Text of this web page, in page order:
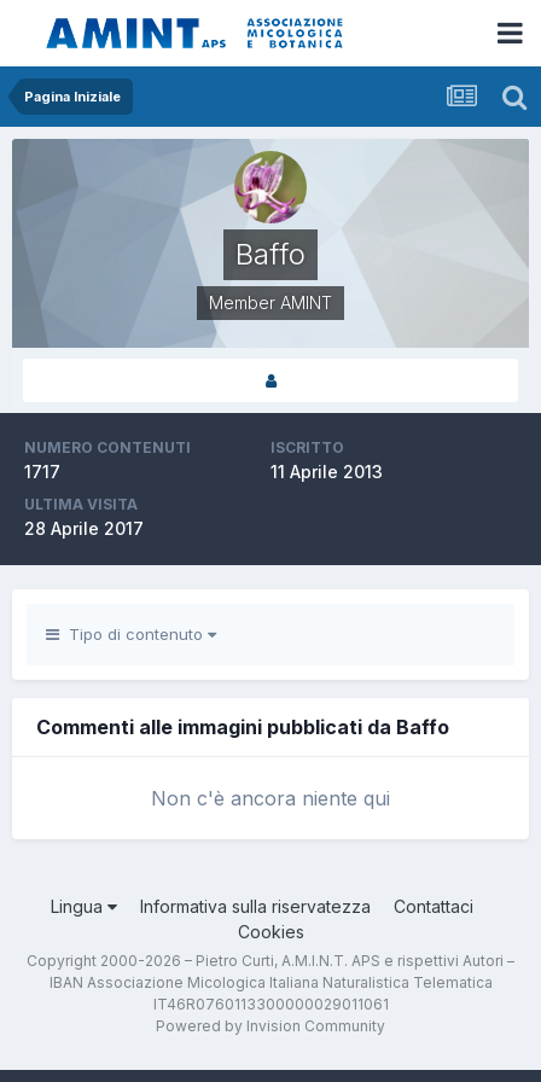
Pagina Iniziale
Baffo
Member AMINT
NUMERO CONTENUTI
1717
ISCRITTO
11 Aprile 2013
ULTIMA VISITA
28 Aprile 2017
Tipo di contenuto
Commenti alle immagini pubblicati da Baffo
Non c'è ancora niente qui
Lingua Informativa sulla riservatezza
Contattaci
Cookies
Copyright 2000-2026 – Pietro Curti, A.M.I.N.T. APS e rispettivi Autori –
IBAN Associazione Micologica Italiana Naturalistica Telematica
IT46R0760113300000029011061
Powered by Invision Community